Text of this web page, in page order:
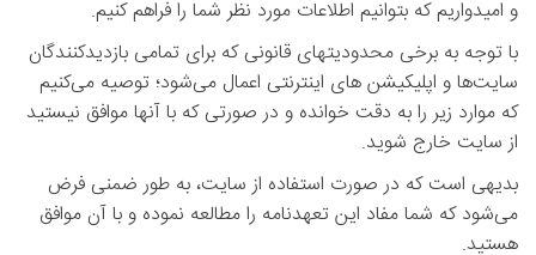
و امیدواریم که بتوانیم اطلاعات مورد نظر شما را فراهم کنیم.
با توجه به برخی محدودیتهای قانونی که برای تمامی بازدیدکنندگان
سایت‌ها و اپلیکیشن های اينترنتی اعمال می‌شود؛ توصیه می‌کنیم
که موارد زیر را به دقت خوانده و در صورتی که با آنها موافق نیستید
از سایت خارج شوید.
بدیهی است که در صورت استفاده از سایت، به طور ضمنی فرض
می‌شود که شما مفاد این تعهدنامه را مطالعه نموده و با آن موافق
هستید.